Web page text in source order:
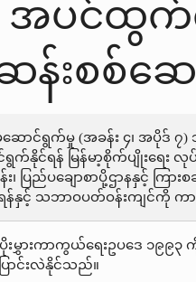
ပင်ထွက်ကု
ဆန်းစစ်
ောင်ရွက်မှု (အခန်း ၄၊ အပိုဒ် ၇)
ရွက်နိုင်ရန် မြန်မာ့စိုက်ပျိုးရေး
၊ ပြည်ပချောစာပို့ဌာနနှင့် က
နှင့် သဘာဝပတ်ဝန်းကျင်ကို ကာ
းမွှားကာကွယ်ရေးဥပဒေ ၁၉၉၃
ောင်းလဲနိုင်သည်။